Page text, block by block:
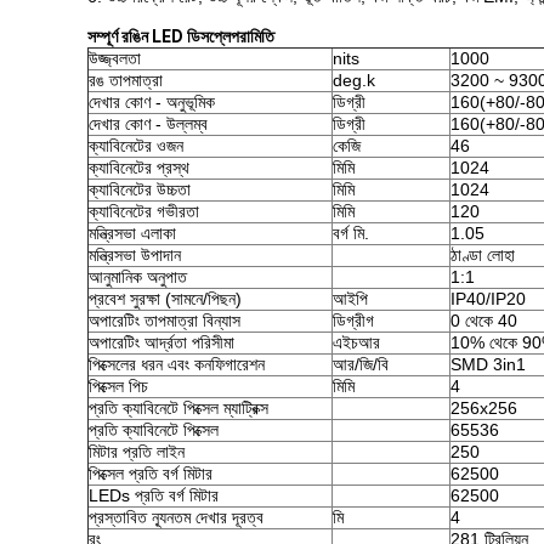
সম্পূর্ণ রঙিন LED ডিসপ্লেপরামিতি
উজ্জ্বলতা
nits
1000
রঙ তাপমাত্রা
deg.k
3200 ~
দেখার কোণ - অনুভূমিক
ডিগ্রী
160(+80/-
দেখার কোণ - উল্লম্ব
ডিগ্রী
160(+80/-
ক্যাবিনেটের ওজন
কেজি
46
ক্যাবিনেটের প্রস্থ
মিমি
1024
ক্যাবিনেটের উচ্চতা
মিমি
1024
ক্যাবিনেটের গভীরতা
মিমি
120
মন্ত্রিসভা এলাকা
বর্গ মি.
1.05
মন্ত্রিসভা উপাদান
ঠাণ্ডা লোহা
আনুমানিক অনুপাত
1:1
প্রবেশ সুরক্ষা (সামনে/পিছন)
আইপি
IP40/IP20
অপারেটিং তাপমাত্রা বিন্যাস
ডিগ্রীগ
0 থেকে 40
অপারেটিং আর্দ্রতা পরিসীমা
এইচআর
10% থেকে
পিক্সেলের ধরন এবং কনফিগারেশন
আর/জি/বি
SMD 3in1
পিক্সেল পিচ
মিমি
4
প্রতি ক্যাবিনেটে পিক্সেল ম্যাট্রিক্স
256x256
প্রতি ক্যাবিনেটে পিক্সেল
65536
মিটার প্রতি লাইন
250
পিক্সেল প্রতি বর্গ মিটার
62500
LEDs প্রতি বর্গ মিটার
62500
প্রস্তাবিত ন্যূনতম দেখার দূরত্ব
মি
4
রং
281 ট্রিলিয়ন